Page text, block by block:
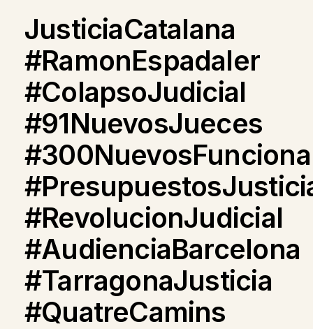
JusticiaCatalana
#RamonEspadaler
#ColapsoJudicial
#91NuevosJueces
#RevolucionJudicial
#AudienciaBarcelona
#TarragonaJusticia
#QuatreCamins